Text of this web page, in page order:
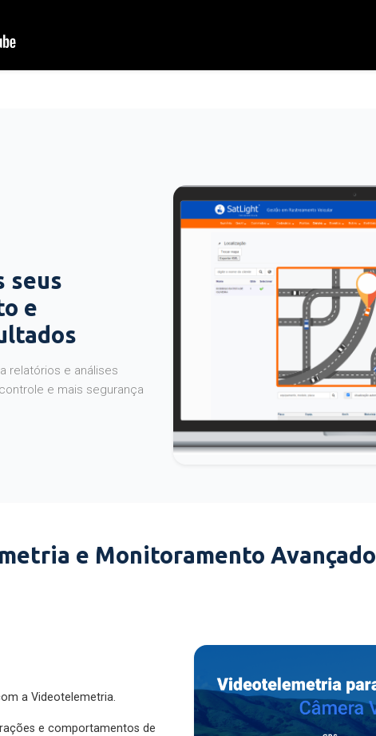
seus
e
relatórios e análises
e mais segurança
e Monitoramento Avançado
a Videotelemetria.
e comportamentos de